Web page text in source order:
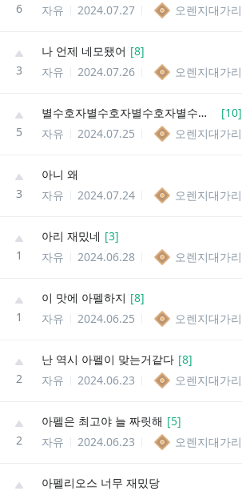
6
자유
2024.07.27 오렌지대가리
3
나 언제 네모됐어 [8]
자유
2024.07.26 오렌지대가리
5
별수호자별수호자별수호자별수호자벼료ㅜ호자별수호자별수호자별수호자별스호바별숳ㅎ자 [10]
자유
2024.07.25 오렌지대가리
3
아니 왜
자유
2024.07.24 오렌지대가리
1
아리 재밌네 [3]
자유
2024.06.28 오렌지대가리
1
이 맛에 아펠하지 [8]
자유
2024.06.25 오렌지대가리
2
난 역시 아펠이 맞는거같다 [8]
자유
2024.06.23 오렌지대가리
2
아펠은 최고야 늘 짜릿해 [5]
자유
2024.06.23 오렌지대가리
아펠리오스 너무 재밌당